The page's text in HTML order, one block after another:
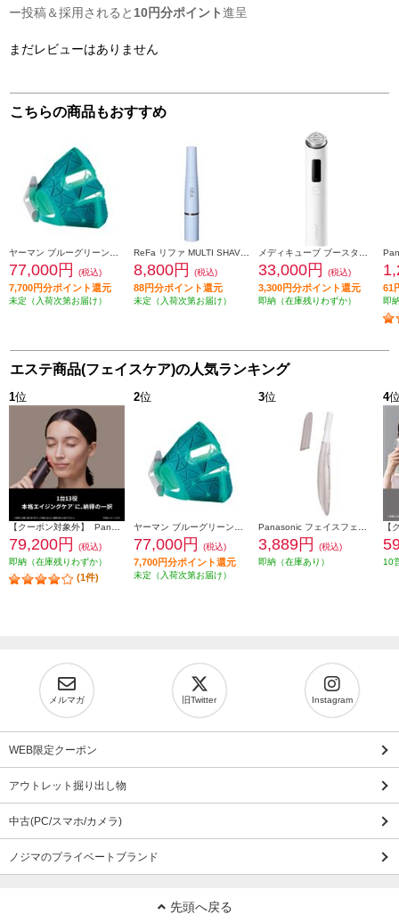
ー投稿＆採用されると 10円分ポイント進呈
まだレビューはありません
こちらの商品もおすすめ
77,000円 (税込)
7,700円分ポイント還元
未定（入荷次第お届け）
8,800円 (税込)
88円分ポイント還元
未定（入荷次第お届け）
33,000円 (税込)
3,300円分ポイント還元
即納（在庫残りわずか）
61
即
エステ商品(フェイスケア)の人気ランキング
1位
79,200円
(税込)
即納（在庫残りわずか）
(1件)
2位
77,000円 (税込)
7,700円分ポイント還元
未定（入荷次第お届け）
3位
3,889円
(税込)
即納（在庫あり）
4
10
メルマガ 旧Twitter Instagram
WEB限定クーポン
アウトレット掘り出し物
中古(PC/スマホ/カメラ)
ノジマのプライベートブランド
先頭へ戻る